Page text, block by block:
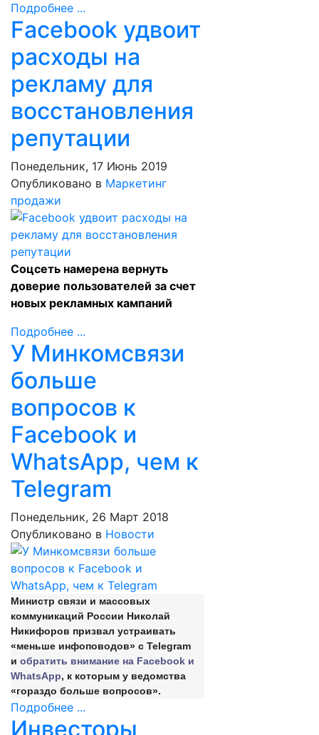
Подробнее ...
Facebook удвоит
расходы на
рекламу для
восстановления
репутации
Понедельник, 17 Июнь 2019
Опубликовано в Маркетинг
продажи
Соцсеть намерена вернуть
доверие пользователей за счет
новых рекламных кампаний
Подробнее ...
У Минкомсвязи
больше
вопросов к
Facebook и
WhatsApp, чем к
Telegram
Понедельник, 26 Март 2018
Опубликовано в Новости
Министр связи и массовых
коммуникаций России Николай
Никифоров призвал устраивать
«меньше инфоповодов» с Telegram
и обратить внимание на Facebook и
WhatsApp, к которым у ведомства
«гораздо больше вопросов».
Подробнее ...
Инвесторы